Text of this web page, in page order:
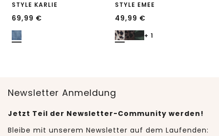
STYLE KARLIE
69,99 €
STYLE EMEE
49,99 €
+ 1
Newsletter Anmeldung
Jetzt Teil der Newsletter-Community werden!
Bleibe mit unserem Newsletter auf dem Laufenden: